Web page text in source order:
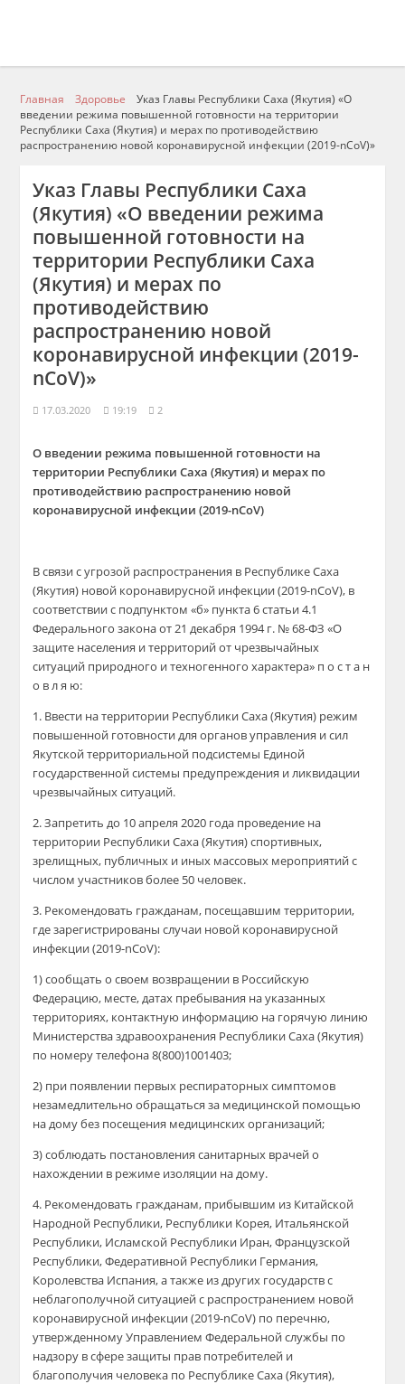
Главная Здоровье
Указ Главы Республики Саха (Якутия) «О
введении режима повышенной готовности на территории
Республики Саха (Якутия) и мерах по противодействию
распространению новой коронавирусной инфекции (2019-nCoV)»
Указ Главы Республики Саха
(Якутия) «О введении режима
повышенной готовности на
территории Республики Саха
(Якутия) и мерах по
противодействию
распространению новой
коронавирусной инфекции (2019-
nCoV)»
17.03.2020 19:19 2
О введении режима повышенной готовности на
территории Республики Саха (Якутия) и мерах по
противодействию распространению новой
коронавирусной инфекции (2019-nCoV)
В связи с угрозой распространения в Республике Саха
(Якутия) новой коронавирусной инфекции (2019-nCoV), в
соответствии с подпунктом «б» пункта 6 статьи 4.1
Федерального закона от 21 декабря 1994 г. № 68-ФЗ «О
защите населения и территорий от чрезвычайных
ситуаций природного и техногенного характера» п о с т а н
о в л я ю:
1. Ввести на территории Республики Саха (Якутия) режим
повышенной готовности для органов управления и сил
Якутской территориальной подсистемы Единой
государственной системы предупреждения и ликвидации
чрезвычайных ситуаций.
2. Запретить до 10 апреля 2020 года проведение на
территории Республики Саха (Якутия) спортивных,
зрелищных, публичных и иных массовых мероприятий с
числом участников более 50 человек.
3. Рекомендовать гражданам, посещавшим территории,
где зарегистрированы случаи новой коронавирусной
инфекции (2019-nCoV):
1) сообщать о своем возвращении в Российскую
Федерацию, месте, датах пребывания на указанных
территориях, контактную информацию на горячую линию
Министерства здравоохранения Республики Саха (Якутия)
по номеру телефона 8(800)1001403;
2) при появлении первых респираторных симптомов
незамедлительно обращаться за медицинской помощью
на дому без посещения медицинских организаций;
3) соблюдать постановления санитарных врачей о
нахождении в режиме изоляции на дому.
4. Рекомендовать гражданам, прибывшим из Китайской
Народной Республики, Республики Корея, Итальянской
Республики, Исламской Республики Иран, Французской
Республики, Федеративной Республики Германия,
Королевства Испания, а также из других государств с
неблагополучной ситуацией с распространением новой
коронавирусной инфекции (2019-nCoV) по перечню,
утвержденному Управлением Федеральной службы по
надзору в сфере защиты прав потребителей и
благополучия человека по Республике Саха (Якутия),